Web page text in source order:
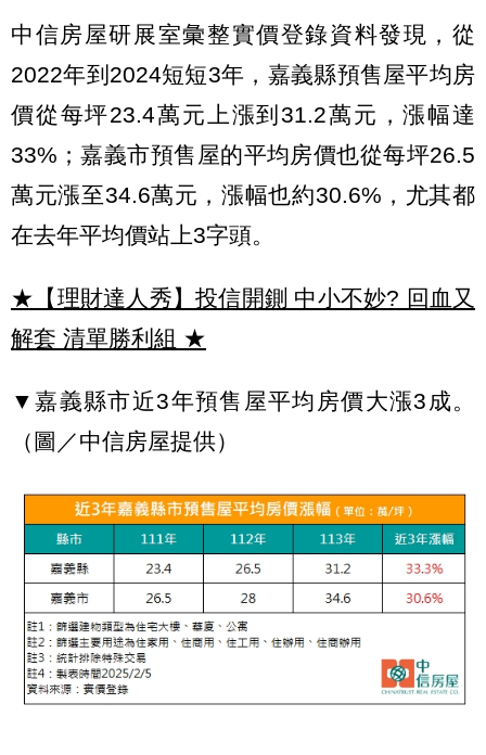
中信房屋研展室彙整實價登錄資料發現，從
2022年到2024短短3年，嘉義縣預售屋平均房
價從每坪23.4萬元上漲到31.2萬元，漲幅達
33%；嘉義市預售屋的平均房價也從每坪26.5
萬元漲至34.6萬元，漲幅也約30.6%，尤其都
在去年平均價站上3字頭。
★【理財達人秀】投信開鍘 中小不妙? 回血又
解套 清單勝利組 ★
▼嘉義縣市近3年預售屋平均房價大漲3成。
（圖／中信房屋提供）